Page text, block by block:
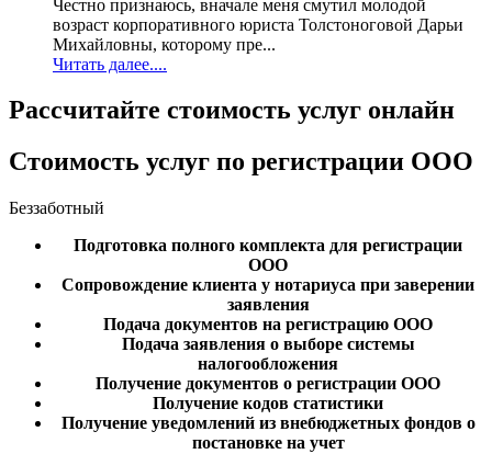
Честно признаюсь, вначале меня смутил молодой
возраст корпоративного юриста Толстоноговой Дарьи
Михайловны, которому пре...
Читать далее....
Рассчитайте стоимость услуг онлайн
Стоимость услуг по регистрации ООО
Беззаботный
Подготовка полного комплекта для регистрации
ООО
Сопровождение клиента у нотариуса при заверении
заявления
Подача документов на регистрацию ООО
Подача заявления о выборе системы
налогообложения
Получение документов о регистрации ООО
Получение кодов статистики
Получение уведомлений из внебюджетных фондов о
постановке на учет